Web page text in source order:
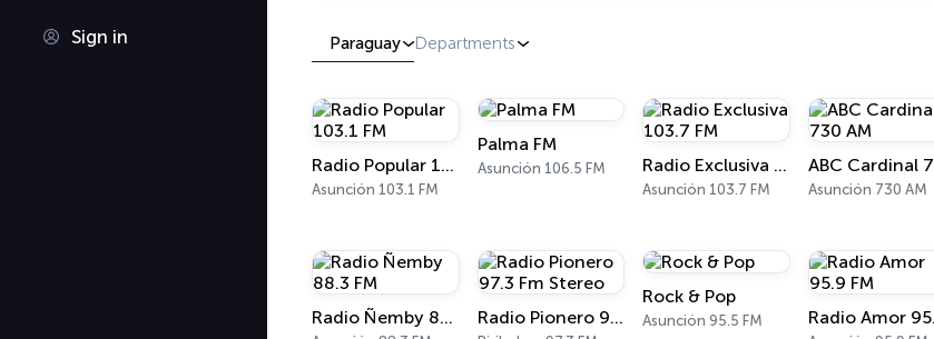
Sign in Paraguay Departments
Radio Popular 103.1 FM
Asunción 103.1 FM
Palma FM
Asunción 106.5 FM Radio Exclusiva 103.7 FM
Asunción 103.7 FM Asunción 730 AM
Radio Ñemby 88.3 FM Radio Pionero 97.3 Fm Stereo
Rock & Pop
Asunción 95.5 FM